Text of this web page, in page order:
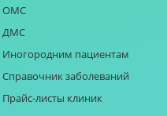
ОМС
ДМС
Иногородним пациентам
Справочник заболеваний
Прайс-листы клиник